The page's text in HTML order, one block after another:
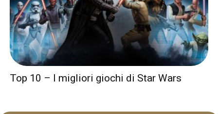
Top 10 – I migliori giochi di Star Wars